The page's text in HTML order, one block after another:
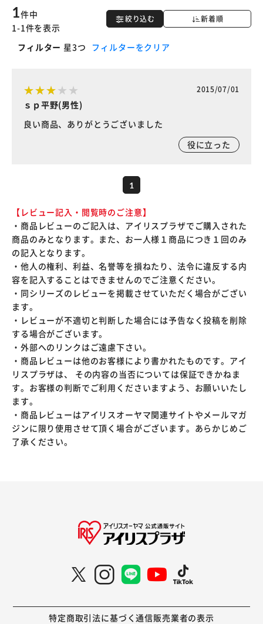
絞り込む 新着順
1件中
1-1件を表示
フィルター 星3つ フィルターをクリア
2015/07/01
ｓｐ平野(男性)
良い商品、ありがとうございました
役に立った
1
【レビュー記入・閲覧時のご注意】
・商品レビューのご記入は、アイリスプラザでご購入された
商品のみとなります。また、お一人様１商品につき１回のみ
の記入となります。
・他人の権利、利益、名誉等を損ねたり、法令に違反する内
容を記入することはできませんのでご注意ください。
・同シリーズのレビューを掲載させていただく場合がござい
ます。
・レビューが不適切と判断した場合には予告なく投稿を削除
する場合がございます。
・外部へのリンクはご遠慮下さい。
・商品レビューは他のお客様により書かれたものです。アイ
リスプラザは、 その内容の当否については保証できかねま
す。お客様の判断でご利用くださいますよう、お願いいたし
ます。
・商品レビューはアイリスオーヤマ関連サイトやメールマガ
ジンに限り使用させて頂く場合がございます。あらかじめご
了承ください。
特定商取引法に基づく通信販売業者の表示